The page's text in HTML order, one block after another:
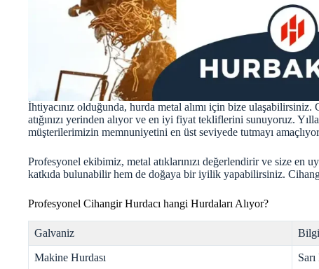
İhtiyacınız olduğunda, hurda metal alımı için bize
atığınızı yerinden alıyor ve en iyi fiyat tekliflerini sunuyoruz.
müşterilerimizin memnuniyetini en üst seviyede tutmayı
Profesyonel ekibimiz, metal atıklarınızı değerlendirir ve size en
katkıda bulunabilir hem de doğaya bir iyilik yapabilirsiniz.
Profesyonel Cihangir Hurdacı hangi Hurdaları Alıyor?
Galvaniz
Makine Hurdası